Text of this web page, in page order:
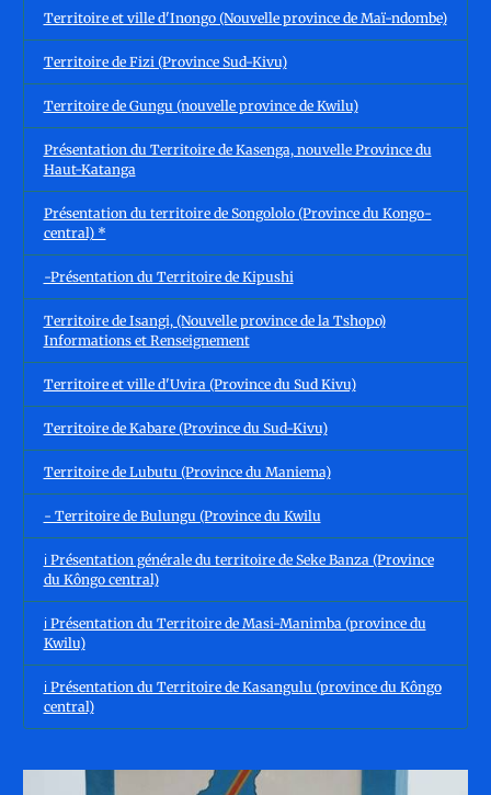
Territoire et ville d'Inongo (Nouvelle province de Maï-ndombe)
Territoire de Fizi (Province Sud-Kivu)
Territoire de Gungu (nouvelle province de Kwilu)
Présentation du Territoire de Kasenga, nouvelle Province du
Haut-Katanga
Présentation du territoire de Songololo (Province du Kongo-
central) *
-Présentation du Territoire de Kipushi
Territoire de Isangi, (Nouvelle province de la Tshopo)
Informations et Renseignement
Territoire et ville d'Uvira (Province du Sud Kivu)
Territoire de Kabare (Province du Sud-Kivu)
Territoire de Lubutu (Province du Maniema)
- Territoire de Bulungu (Province du Kwilu
ℹ️ Présentation générale du territoire de Seke Banza (Province
du Kôngo central)
ℹ️ Présentation du Territoire de Masi-Manimba (province du
Kwilu)
ℹ️ Présentation du Territoire de Kasangulu (province du Kôngo
central)